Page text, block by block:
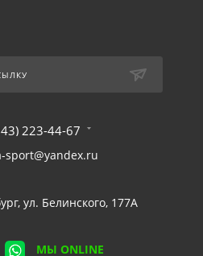
223-44-67
sport@yandex.ru
ул. Белинского, 177А
МЫ ONLINE